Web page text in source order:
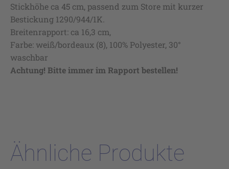
Stickhöhe ca 45 cm, passend zum Store mit kurzer
Bestickung 1290/944/1K.
Breitenrapport: ca 16,3 cm,
Farbe: weiß/bordeaux (8), 100% Polyester, 30°
waschbar
Achtung! Bitte immer im Rapport bestellen!
Ähnliche Produkte